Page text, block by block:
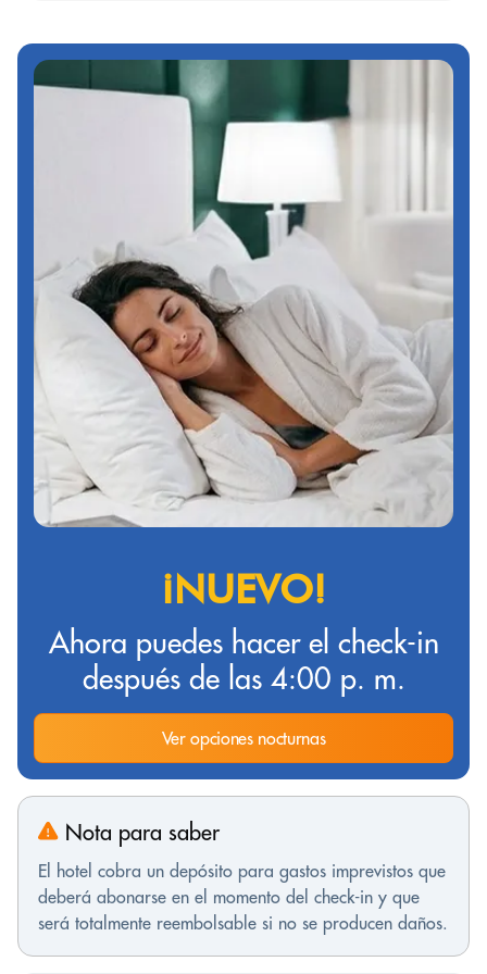
¡NUEVO!
Ahora puedes hacer el check-in
después de las 4:00 p. m.
Ver opciones nocturnas
Nota para saber
El hotel cobra un depósito para gastos imprevistos que
deberá abonarse en el momento del check-in y que
será totalmente reembolsable si no se producen daños.